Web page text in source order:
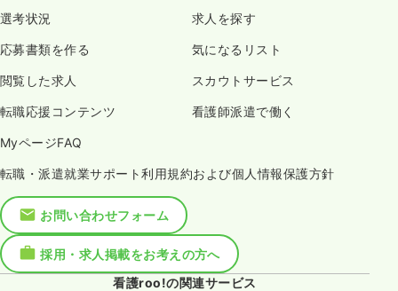
選考状況 求人を探す
応募書類を作る 気になるリスト
閲覧した求人 スカウトサービス
転職応援コンテンツ 看護師派遣で働く
MyページFAQ
転職・派遣就業サポート利用規約および個人情報保護方針
お問い合わせフォーム
採用・求人掲載をお考えの方へ
看護roo!の関連サービス